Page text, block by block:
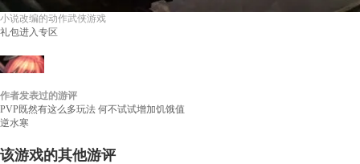
小说改编的动作武侠游戏
礼包进入专区
一二三四````等级：无 性别：游评：1
作者发表过的游评
PVP既然有这么多玩法 何不试试增加饥饿值
逆水寒
该游戏的其他游评